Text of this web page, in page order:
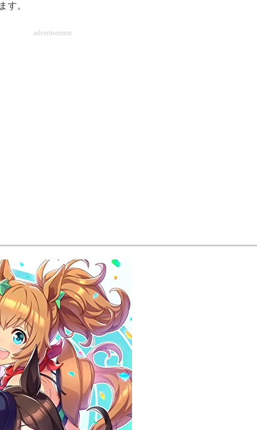
す。
advertisement